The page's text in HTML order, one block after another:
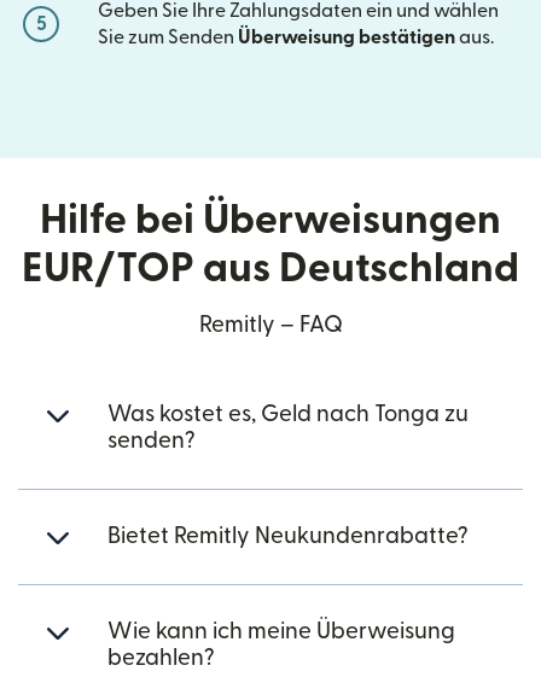
5
Geben Sie Ihre Zahlungsdaten ein und wählen
Sie zum Senden Überweisung bestätigenaus.
Hilfe bei Überweisungen
EUR/TOP aus Deutschland
Remitly – FAQ
Was kostet es, Geld nach Tonga zu
senden?
Bietet Remitly Neukundenrabatte?
Wie kann ich meine Überweisung
bezahlen?